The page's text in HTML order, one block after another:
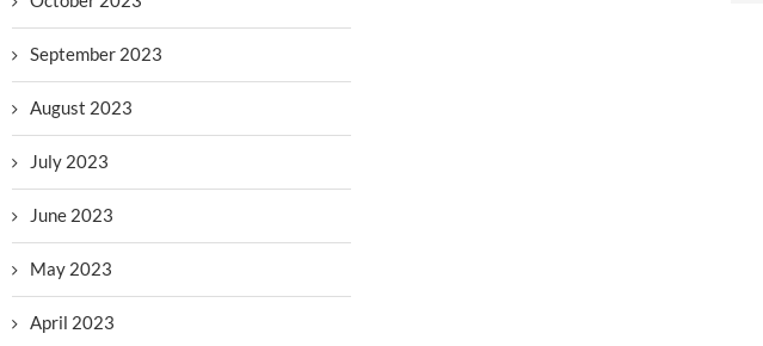
September 2023
August 2023
July 2023
June 2023
May 2023
April 2023